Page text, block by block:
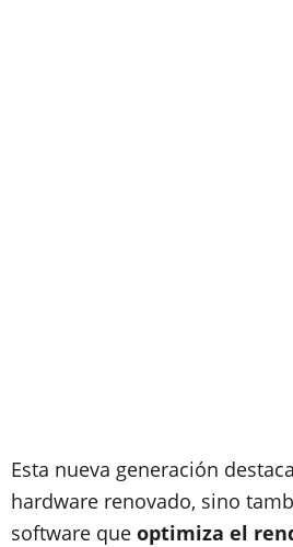
Esta nueva generación
hardware renovado, sino
software que optimiza el